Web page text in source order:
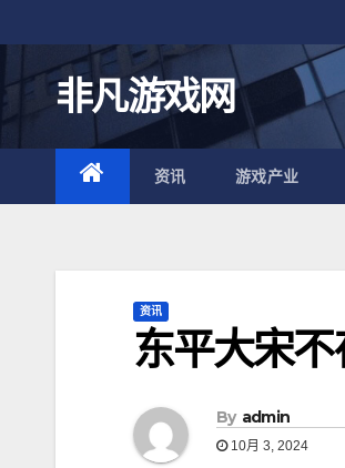
至
内
容
非凡游戏网
资讯 游戏产业
资讯
东平大宋
By admin
10月 3, 2024